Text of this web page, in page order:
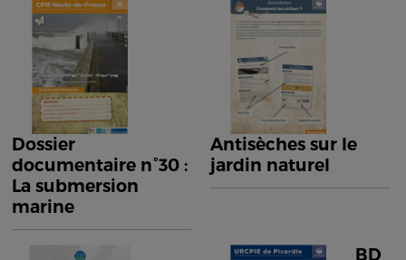
Dossier
documentaire n°30 :
La submersion
marine
Antisèches sur le
jardin naturel
BD